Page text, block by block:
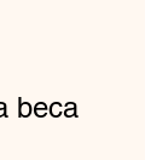
beca